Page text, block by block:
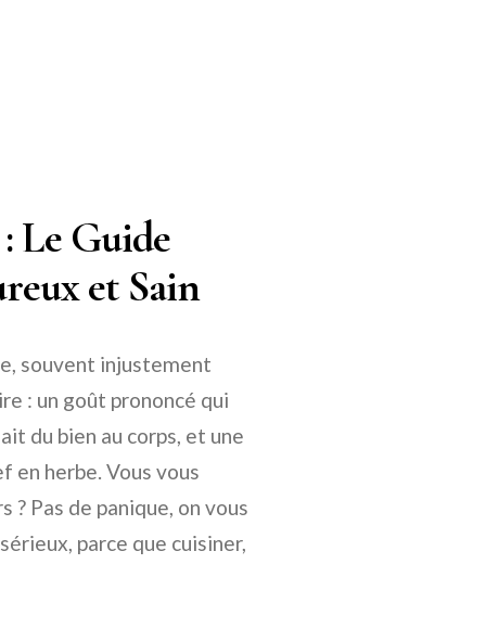
Le Guide
et Sain
souvent injustement
: un goût prononcé qui
du bien au corps, et une
en herbe. Vous vous
Pas de panique, on vous
parce que cuisiner,